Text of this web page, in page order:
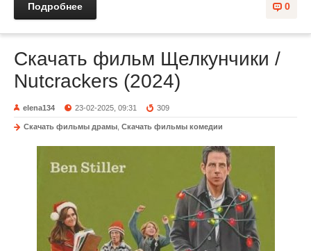
0
Подробнее
Скачать фильм Щелкунчики /
Nutcrackers (2024)
elena134 23-02-2025, 09:31 309
Скачать фильмы драмы Скачать фильмы комедии